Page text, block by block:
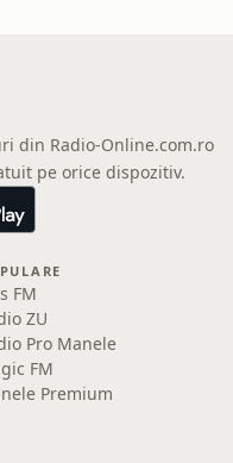
din Radio-Online.com.ro
pe orice dispozitiv.
FM
ZU
Pro Manele
FM
Premium